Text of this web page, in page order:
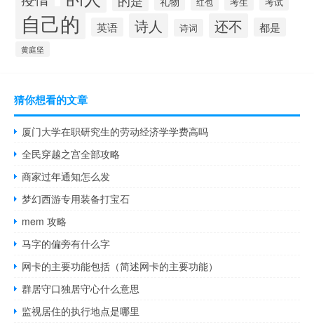
自己的 英语 诗人 诗词 还不 都是
黄庭坚
猜你想看的文章
厦门大学在职研究生的劳动经济学学费高吗
全民穿越之宫全部攻略
商家过年通知怎么发
梦幻西游专用装备打宝石
mem 攻略
马字的偏旁有什么字
网卡的主要功能包括（简述网卡的主要功能）
群居守口独居守心什么意思
监视居住的执行地点是哪里